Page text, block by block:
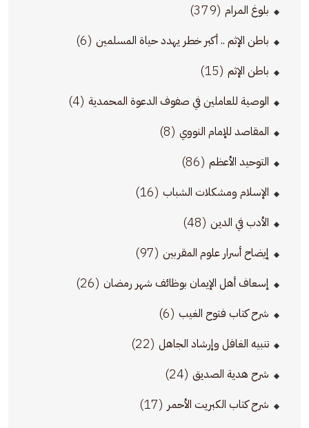
بلوغ المرام (379)
باطن الإثم .. أكبر خطر يهدد حياة المسلمين (6)
باطن الإثم (15)
الوصية للعاملين في صفوف الدعوة المحمدية (4)
المقاصد للإمام النووي (8)
التوحيد الأعظم (86)
الإسلام ومشكلات الشباب (16)
الأدب في الدين (48)
إيضاح أسرار علوم المقربين (97)
إسعاف أهل الإيمان بوظائف شهر رمضان (26)
شرح كتاب فتوح الغيب (6)
تنبيه الغافل وإرشاد الجاهل (22)
شرح هدية الصديق (24)
شرح كتاب الكبريت الأحمر (17)